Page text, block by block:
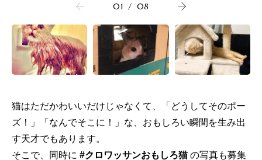
01 / 08
猫はただかわいいだけじゃなくて、「どうしてそのポー
ズ！」「なんでそこに！」な、おもしろい瞬間を生み出
す天才でもあります。
そこで、同時に #クロワッサンおもしろ猫の写真も募集